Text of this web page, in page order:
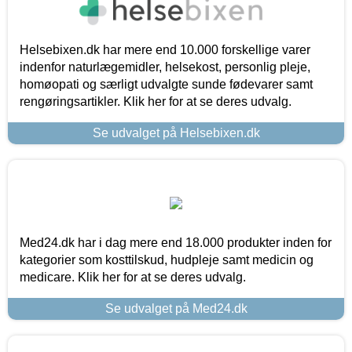
Helsebixen.dk har mere end 10.000 forskellige varer
indenfor naturlægemidler, helsekost, personlig pleje,
homøopati og særligt udvalgte sunde fødevarer samt
rengøringsartikler. Klik her for at se deres udvalg.
Se udvalget på Helsebixen.dk
Med24.dk har i dag mere end 18.000 produkter inden for
kategorier som kosttilskud, hudpleje samt medicin og
medicare. Klik her for at se deres udvalg.
Se udvalget på Med24.dk